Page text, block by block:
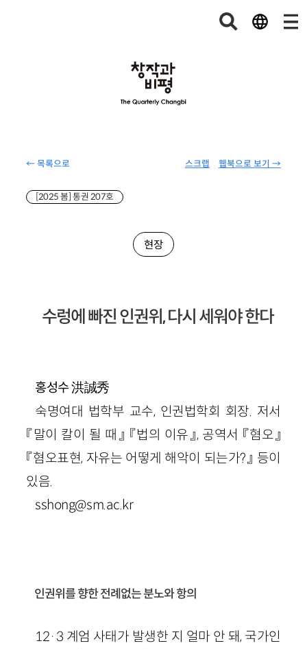
← 목록으로 웹북으로 보기 →
스크랩
[2025 봄] 통권 207호
현장
수렁에 빠진 인권위, 다시 세워야 한다
홍성수洪誠秀
숙명여대 법학부 교수, 인권법학회 회장. 저서
『말이 칼이 될 때』 『법의 이유』, 공역서 『혐오』
『혐오표현, 자유는 어떻게 해악이 되는가?』 등이
있음.
sshong@sm.ac.kr
인권위를 향한 전례없는 분노와 항의
12·3 계엄 사태가 발생한 지 얼마 안 돼, 국가인